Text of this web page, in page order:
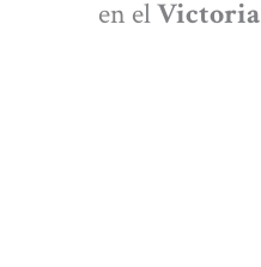
en elVictoria